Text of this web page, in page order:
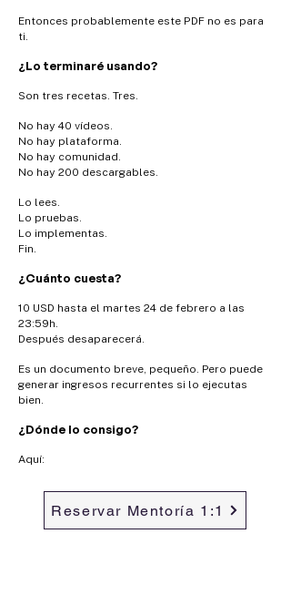
Entonces probablemente este PDF no es para
ti.
¿Lo terminaré usando?
Son tres recetas. Tres.
No hay 40 vídeos.
No hay plataforma.
No hay comunidad.
No hay 200 descargables.
Lo lees.
Lo pruebas.
Lo implementas.
Fin.
¿Cuánto cuesta?
10 USD hasta el martes 24 de febrero a las
23:59h.
Después desaparecerá.
Es un documento breve, pequeño. Pero puede
generar ingresos recurrentes si lo ejecutas
bien.
¿Dónde lo consigo?
Aquí:
Reservar Mentoría 1:1